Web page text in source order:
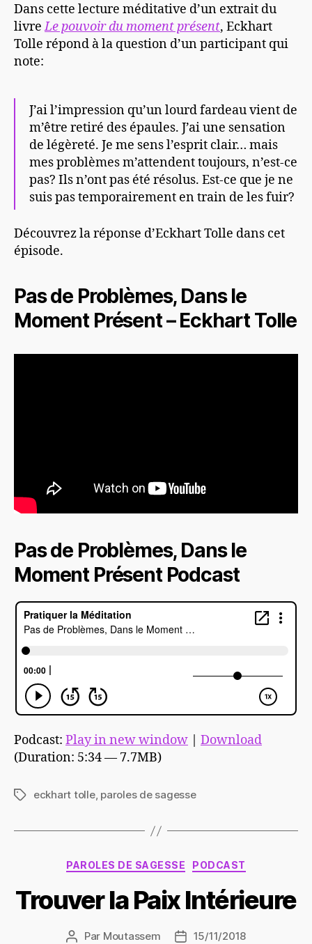
Dans cette lecture méditative d’un extrait du
livreLe pouvoir du moment présent, Eckhart
Tolle répond à la question d’un participant qui
note:
J’ai l’impression qu’un lourd fardeau vient de
m’être retiré des épaules. J’ai une sensation
de légèreté. Je me sens l’esprit clair… mais
mes problèmes m’attendent toujours, n’est-ce
pas? Ils n’ont pas été résolus. Est-ce que je ne
suis pas temporairement en train de les fuir?
Découvrez la réponse d’Eckhart Tolle dans cet
épisode.
Pas de Problèmes, Dans le
Moment Présent – Eckhart Tolle
Pas de Problèmes, Dans le
Moment Présent Podcast
Podcast: Play in new window
Download
(Duration: 5:34 — 7.7MB)
Étiquettes
eckhart tolle, paroles de sagesse
Catégories
PAROLES DE SAGESSE PODCAST
Trouver la Paix Intérieure
Auteur
Par Moutassem
Date15/11/2018